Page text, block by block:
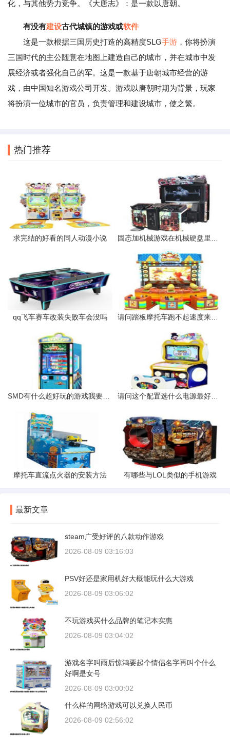
化，与其他势力竞争。《大唐志》：是一款以唐朝。
有没有建设古代城镇的游戏或软件
这是一款根据三国历史打造的高精度SLG手游 ，你将扮演
三国时代的主公随意在地图上建造自己的城市，并在城市中发
展经济或者强化自己的军。这是一款基于唐朝城市经营的游
戏，由中国知名游戏公司开发。游戏以唐朝时期为背景，玩家
将扮演一位城市的官员，负责管理和建设城市，使之繁。
热门推荐
求完结的好看的同人动漫小说
qq飞车赛车改装失败车会没吗
摩托车直流点火器的安装方法 有哪些与LOL类似的手机游戏
最新文章
steam广受好评的八款动作游戏
2026-08-09 03:16:03
PSV好还是家用机好大概能玩什么大游戏
2026-08-09 03:06:02
不玩游戏买什么品牌的笔记本实惠
2026-08-09 03:04:02
游戏名字叫雨后惊鸿要起个情侣名字再叫个什么
好啊是女号
2026-08-09 03:00:02
什么样的网络游戏可以兑换人民币
2026-08-09 02:56:02